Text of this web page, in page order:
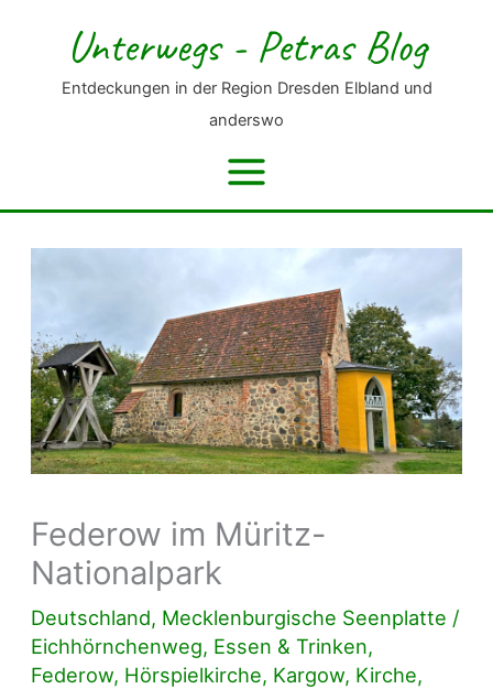
springen
Unterwegs - Petras Blog
Entdeckungen in der Region Dresden Elbland und
anderswo
Federow im Müritz-
Nationalpark
Deutschland, Mecklenburgische Seenplatte /
Eichhörnchenweg, Essen & Trinken,
Federow, Hörspielkirche, Kargow, Kirche,